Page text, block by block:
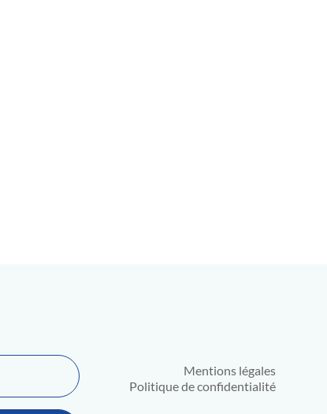
Mentions légales
Politique de confidentialité